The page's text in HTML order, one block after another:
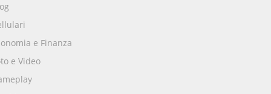
e Finanza
e Video